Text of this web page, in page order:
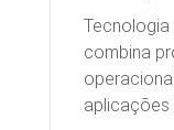
combina
aplicações